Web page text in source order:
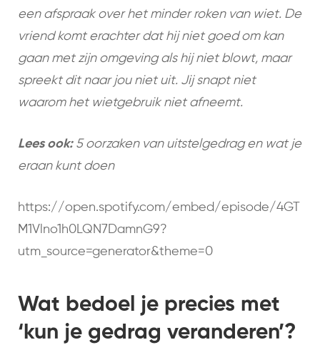
een afspraak over het minder roken van wiet. De
vriend komt erachter dat hij niet goed om kan
gaan met zijn omgeving als hij niet blowt, maar
spreekt dit naar jou niet uit. Jij snapt niet
waarom het wietgebruik niet afneemt.
Lees ook:5 oorzaken van uitstelgedrag en wat je
eraan kunt doen
https://open.spotify.com/embed/episode/4GT
M1Vlno1h0LQN7DamnG9?
utm_source=generator&theme=0
Wat bedoel je precies met
‘kun je gedrag veranderen’?